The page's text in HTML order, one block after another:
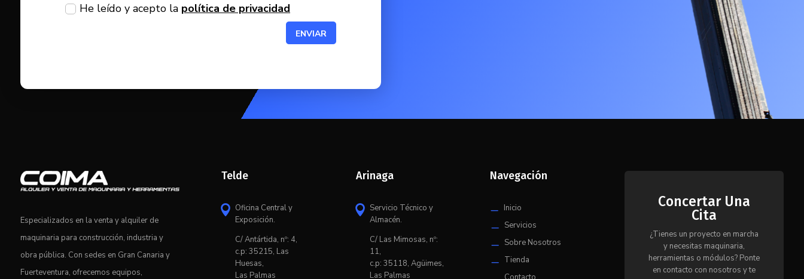
He leído y acepto la política de privacidad
ENVIAR
Especializados en la venta y alquiler de
maquinaria para construcción, industria y
obra pública. Con sedes en Gran Canaria y
Fuerteventura, ofrecemos equipos,
Telde
 Oficina Central y
Exposición.
C/ Antártida, nº: 4,
c.p: 35215, Las
Huesas,
Las Palmas
Arinaga
 Servicio Técnico y
Almacén.
C/ Las Mimosas, nº:
11,
c.p: 35118, Agüimes,
Las Palmas
Navegación
K Inicio
K Servicios
K Sobre Nosotros
K Tienda
Concertar Una
Cita
¿Tienes un proyecto en marcha
y necesitas maquinaria,
herramientas o módulos? Ponte
en contacto con nosotros y te